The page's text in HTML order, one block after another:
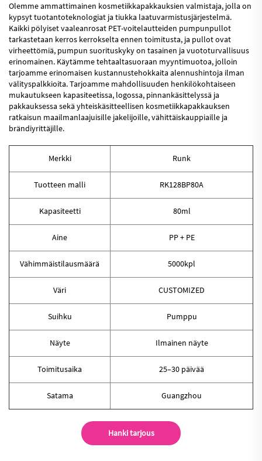
Olemme ammattimainen kosmetiikkapakkauksien valmistaja, jolla on
kypsyt tuotantoteknologiat ja tiukka laatuvarmistusjärjestelmä.
Kaikki pölyiset vaaleanrosat PET-voitelautteiden pumpunpullot
tarkastetaan kerros kerrokselta ennen toimitusta, ja pullot ovat
virheettömiä, pumpun suorituskyky on tasainen ja vuototurvallisuus
erinomainen. Käytämme tehtaaltasuoraan myyntimuotoa, jolloin
tarjoamme erinomaisen kustannustehokkaita alennushintoja ilman
välityspalkkioita. Tarjoamme mahdollisuuden henkilökohtaiseen
mukautukseen kapasiteetissa, logossa, pinnankäsittelyssä ja
pakkauksessa sekä yhteiskäsitteellisen kosmetiikkapakkauksen
ratkaisun maailmanlaajuisille jakelijoille, vähittäiskauppiaille ja
brändiyrittäjille.
Merkki Runk
Tuotteen malli RK128BP80A
Kapasiteetti 80ml
Aine PP + PE
Vähimmäistilausmäärä 5000kpl
Väri CUSTOMIZED
Suihku Pumppu
Näyte Ilmainen näyte
Toimitusaika 25–30 päivää
Satama Guangzhou
Hanki tarjous